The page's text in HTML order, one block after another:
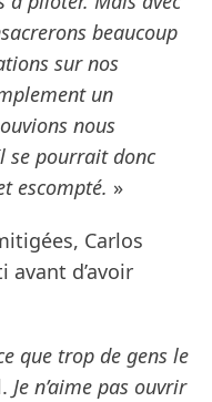
beaucoup
sur nos
un
nous
se pourrait donc
escompté. »
Carlos
avant d’avoir
que trop de gens le
Je n’aime pas ouvrir